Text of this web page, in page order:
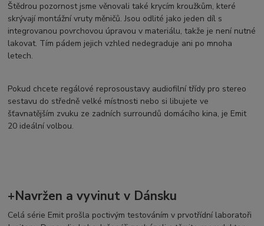
Štědrou pozornost jsme věnovali také krycím kroužkům, které
skrývají montážní vruty měničů. Jsou odlité jako jeden díl s
integrovanou povrchovou úpravou v materiálu, takže je není nutné
lakovat. Tím pádem jejich vzhled nedegraduje ani po mnoha
letech.
Pokud chcete regálové reprosoustavy audiofilní třídy pro stereo
sestavu do středně velké místnosti nebo si libujete ve
šťavnatějším zvuku ze zadních surroundů domácího kina, je Emit
20 ideální volbou.
+Navržen a vyvinut v Dánsku
Celá série Emit prošla poctivým testováním v prvotřídní laboratoři